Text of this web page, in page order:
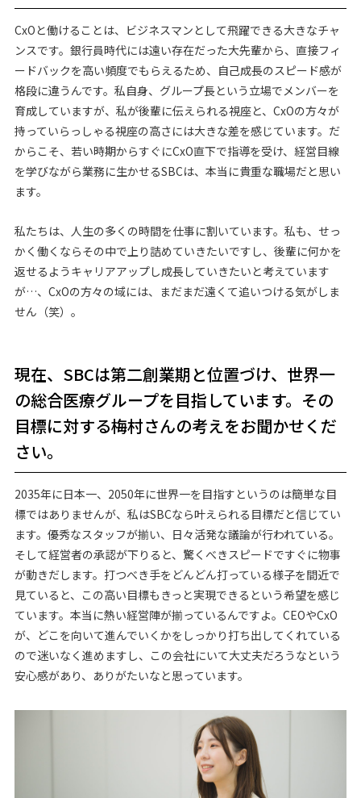
CxOと働けることは、ビジネスマンとして飛躍できる大きなチャ
ンスです。銀行員時代には遠い存在だった大先輩から、直接フィ
ードバックを高い頻度でもらえるため、自己成長のスピード感が
格段に違うんです。私自身、グループ長という立場でメンバーを
育成していますが、私が後輩に伝えられる視座と、CxOの方々が
持っていらっしゃる視座の高さには大きな差を感じています。だ
からこそ、若い時期からすぐにCxO直下で指導を受け、経営目線
を学びながら業務に生かせるSBCは、本当に貴重な職場だと思い
ます。
私たちは、人生の多くの時間を仕事に割いています。私も、せっ
かく働くならその中で上り詰めていきたいですし、後輩に何かを
返せるようキャリアアップし成長していきたいと考えています
が…、CxOの方々の域には、まだまだ遠くて追いつける気がしま
せん（笑）。
現在、SBCは第二創業期と位置づけ、世界一
の総合医療グループを目指しています。その
目標に対する梅村さんの考えをお聞かせくだ
さい。
2035年に日本一、2050年に世界一を目指すというのは簡単な目
標ではありませんが、私はSBCなら叶えられる目標だと信じてい
ます。優秀なスタッフが揃い、日々活発な議論が行われている。
そして経営者の承認が下りると、驚くべきスピードですぐに物事
が動きだします。打つべき手をどんどん打っている様子を間近で
見ていると、この高い目標もきっと実現できるという希望を感じ
ています。本当に熱い経営陣が揃っているんですよ。CEOやCxO
が、どこを向いて進んでいくかをしっかり打ち出してくれている
ので迷いなく進めますし、この会社にいて大丈夫だろうなという
安心感があり、ありがたいなと思っています。